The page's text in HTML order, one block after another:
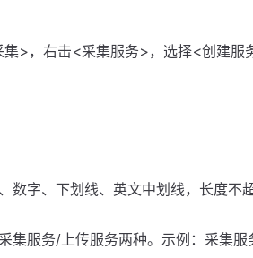
>，右击<采集服务>，选择<创建服
字、下划线、英文中划线，长度不超
集服务/上传服务两种。示例：采集服